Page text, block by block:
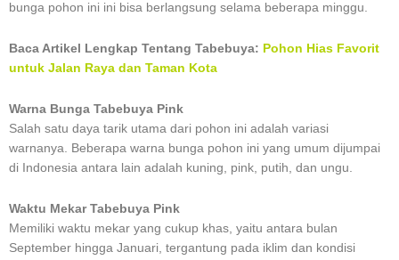
bunga pohon ini ini bisa berlangsung selama beberapa minggu.
Baca Artikel Lengkap Tentang Tabebuya: Pohon Hias Favorit
untuk Jalan Raya dan Taman Kota
Warna Bunga Tabebuya Pink
Salah satu daya tarik utama dari pohon ini adalah variasi
warnanya. Beberapa warna bunga pohon ini yang umum dijumpai
di Indonesia antara lain adalah kuning, pink, putih, dan ungu.
Waktu Mekar Tabebuya Pink
Memiliki waktu mekar yang cukup khas, yaitu antara bulan
September hingga Januari, tergantung pada iklim dan kondisi